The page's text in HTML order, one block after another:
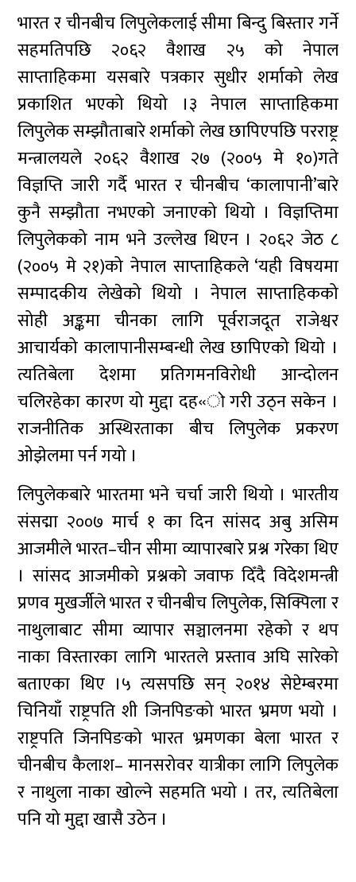
भारत र चीनबीच लिपुलेकलाई सीमा बिन्दु बिस्तार गर्ने
सहमतिपछि २०६२ वैशाख २५ को नेपाल
साप्ताहिकमा यसबारे पत्रकार सुधीर शर्माको लेख
प्रकाशित भएको थियो ।३ नेपाल साप्ताहिकमा
लिपुलेक सम्झौताबारे शर्माको लेख छापिएपछि परराष्ट्र
मन्त्रालयले २०६२ वैशाख २७ (२००५ मे १०)गते
विज्ञप्ति जारी गर्दै भारत र चीनबीच ‘कालापानी’बारे
कुनै सम्झौता नभएको जनाएको थियो । विज्ञप्तिमा
लिपुलेकको नाम भने उल्लेख थिएन । २०६२ जेठ ८
(२००५ मे २१)को नेपाल साप्ताहिकले ‘यही विषयमा
सम्पादकीय लेखेको थियो । नेपाल साप्ताहिकको
सोही अङ्कमा चीनका लागि पूर्वराजदूत राजेश्वर
आचार्यको कालापानीसम्बन्धी लेख छापिएको थियो ।
त्यतिबेला देशमा प्रतिगमनविरोधी आन्दोलन
चलिरहेका कारण यो मुद्दा दह«ो गरी उठ्न सकेन ।
राजनीतिक अस्थिरताका बीच लिपुलेक प्रकरण
ओझेलमा पर्न गयो ।
लिपुलेकबारे भारतमा भने चर्चा जारी थियो । भारतीय
संसद्मा २००७ मार्च १ का दिन सांसद अबु असिम
आजमीले भारत–चीन सीमा व्यापारबारे प्रश्न गरेका थिए
। सांसद आजमीको प्रश्नको जवाफ दिँदै विदेशमन्त्री
प्रणव मुखर्जीले भारत र चीनबीच लिपुलेक, सिक्पिला र
नाथुलाबाट सीमा व्यापार सञ्चालनमा रहेको र थप
नाका विस्तारका लागि भारतले प्रस्ताव अघि सारेको
बताएका थिए ।५ त्यसपछि सन् २०१४ सेप्टेम्बरमा
चिनियाँ राष्ट्रपति शी जिनपिङको भारत भ्रमण भयो ।
राष्ट्रपति जिनपिङको भारत भ्रमणका बेला भारत र
चीनबीच कैलाश– मानसरोवर यात्रीका लागि लिपुलेक
र नाथुला नाका खोल्ने सहमति भयो । तर, त्यतिबेला
पनि यो मुद्दा खासै उठेन ।